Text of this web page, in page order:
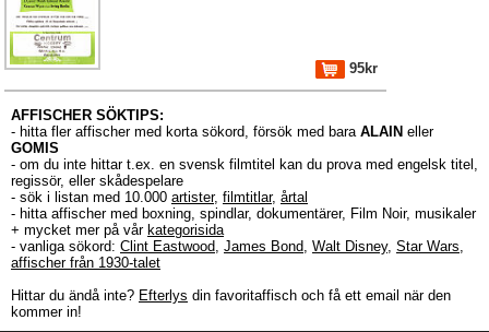
95kr
AFFISCHER SÖKTIPS:
- hitta fler affischer med korta sökord, försök med bara ALAIN eller
GOMIS
- om du inte hittar t.ex. en svensk filmtitel kan du prova med engelsk titel,
regissör, eller skådespelare
- sök i listan med 10.000 artister, filmtitlar, årtal
- hitta affischer med boxning, spindlar, dokumentärer, Film Noir, musikaler
+ mycket mer på vår kategorisida
- vanliga sökord: Clint Eastwood, James Bond, Walt Disney, Star Wars,
affischer från 1930-talet
Hittar du ändå inte? Efterlys din favoritaffisch och få ett email när den
kommer in!